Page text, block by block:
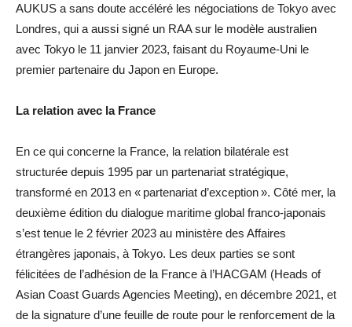
AUKUS a sans doute accéléré les négociations de Tokyo avec
Londres, qui a aussi signé un RAA sur le modèle australien
avec Tokyo le 11 janvier 2023, faisant du Royaume-Uni le
premier partenaire du Japon en Europe.
La relation avec la France
En ce qui concerne la France, la relation bilatérale est
structurée depuis 1995 par un partenariat stratégique,
transformé en 2013 en « partenariat d’exception ». Côté mer, la
deuxième édition du dialogue maritime global franco-japonais
s’est tenue le 2 février 2023 au ministère des Affaires
étrangères japonais, à Tokyo. Les deux parties se sont
félicitées de l’adhésion de la France à l’HACGAM (Heads of
Asian Coast Guards Agencies Meeting), en décembre 2021, et
de la signature d’une feuille de route pour le renforcement de la